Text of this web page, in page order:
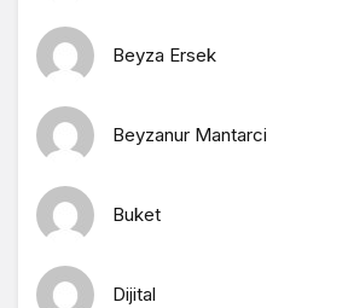
Beyza Ersek
Beyzanur Mantarci
Buket
Dijital